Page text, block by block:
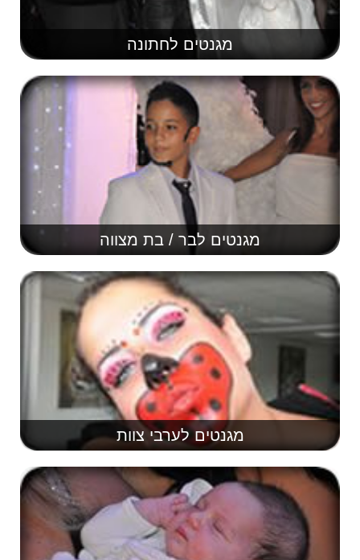
מגנטים לחתונה
מגנטים לבר / בת מצווה
מגנטים לערבי צוות